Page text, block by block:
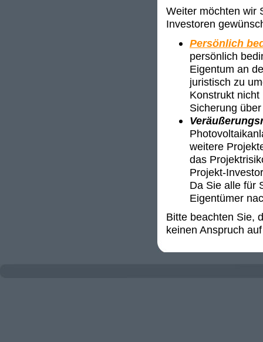
Weiter möchten wir
Investoren
Persönlich
persönlich
Eigentum an
juristisch zu
Konstrukt
Sicherung
weitere
das
Projekt-
Da Sie alle für
Eigentümer
Bitte beachten Sie,
keinen Anspruch